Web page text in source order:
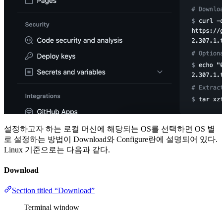
설정하고자 하는 로컬 머신에 해당되는 OS를 선택하면 OS 별
로 설정하는 방법이 Download와 Configure란에 설명되어 있다.
Linux 기준으로는 다음과 같다.
Download
Section titled “Download”
Terminal window